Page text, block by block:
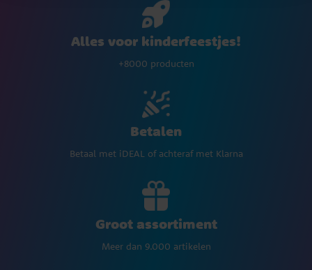
Alles voor kinderfeestjes!
+8000 producten
Betalen
Betaal met iDEAL of achteraf met Klarna
Groot assortiment
Meer dan 9.000 artikelen